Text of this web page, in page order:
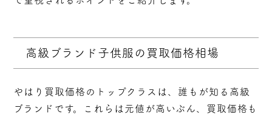
高級ブランド子供服の買取価格相場
やはり買取価格のトップクラスは、誰もが知る高級
ブランドです。これらは元値が高いぶん、買取価格も